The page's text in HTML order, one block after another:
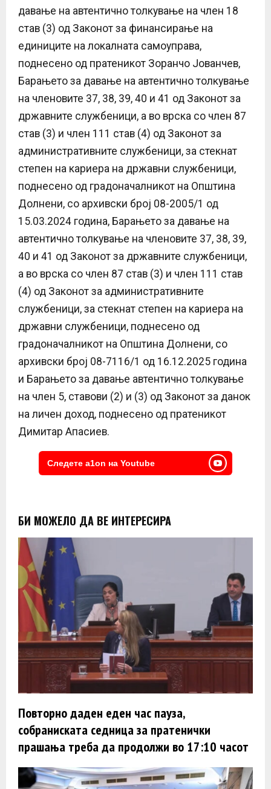
давање на автентично толкување на член 18
став (3) од Законот за финансирање на
единиците на локалната самоуправа,
поднесено од пратеникот Зоранчо Јованчев,
Барањето за давање на автентично толкување
на членовите 37, 38, 39, 40 и 41 од Законот за
државните службеници, а во врска со член 87
став (3) и член 111 став (4) од Законот за
административните службеници, за стекнат
степен на кариера на државни службеници,
поднесено од градоначалникот на Општина
Долнени, со архивски број 08-2005/1 од
15.03.2024 година, Барањето за давање на
автентично толкување на членовите 37, 38, 39,
40 и 41 од Законот за државните службеници,
а во врска со член 87 став (3) и член 111 став
(4) од Законот за административните
службеници, за стекнат степен на кариера на
државни службеници, поднесено од
градоначалникот на Општина Долнени, со
архивски број 08-7116/1 од 16.12.2025 година
и Барањето за давање автентично толкување
на член 5, ставови (2) и (3) од Законот за данок
на личен доход, поднесено од пратеникот
Димитар Апасиев.
Следете a1on на Youtube
БИ МОЖЕЛО ДА ВЕ ИНТЕРЕСИРА
Повторно даден еден час пауза,
собраниската седница за пратенички
прашања треба да продолжи во 17:10 часот